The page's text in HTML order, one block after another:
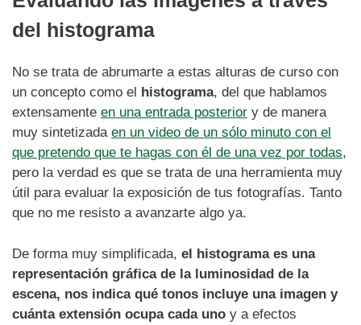
del histograma
No se trata de abrumarte a estas alturas de curso con
un concepto como el
histograma, del que hablamos
extensamente en una entrada posterior y de manera
muy sintetizada en un video de un sólo minuto con el
que pretendo que te hagas con él de una vez por todas,
pero la verdad es que se trata de una herramienta muy
útil para evaluar la exposición de tus fotografías. Tanto
que no me resisto a avanzarte algo ya.
De forma muy simplificada, el histograma es una
representación gráfica de la luminosidad de la
escena, nos indica qué tonos incluye una imagen y
cuánta extensión ocupa cada uno y a efectos